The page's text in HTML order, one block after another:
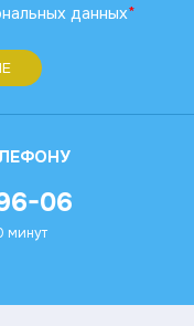
данных*
06
минут